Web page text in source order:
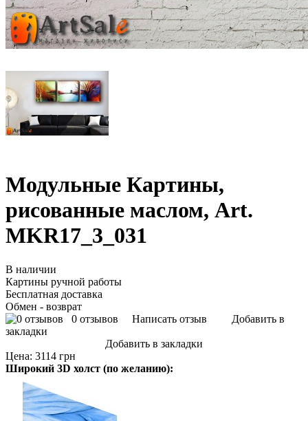
Модульные Картины,
рисованные маслом, Art.
MKR17_3_031
В наличии
Картины ручной работы
Бесплатная доставка
Обмен - возврат
0 отзывов
Написать отзыв
Добавить в
закладки
Добавить в закладки
Цена: 3114 грн
Широкий 3D холст (по желанию):